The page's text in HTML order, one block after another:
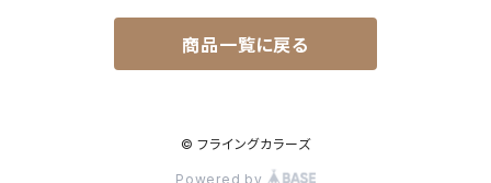
商品一覧に戻る
© フライングカラーズ
Powered by